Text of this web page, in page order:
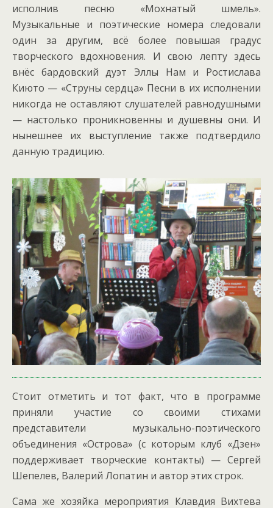
исполнив песню «Мохнатый шмель».
Музыкальные и поэтические номера следовали
один за другим, всё более повышая градус
творческого вдохновения. И свою лепту здесь
внёс бардовский дуэт Эллы Нам и Ростислава
Киюто — «Струны сердца» Песни в их исполнении
никогда не оставляют слушателей равнодушными
— настолько проникновенны и душевны они. И
нынешнее их выступление также подтвердило
данную традицию.
Стоит отметить и тот факт, что в программе
приняли участие со своими стихами
представители музыкально-поэтического
объединения «Острова» (с которым клуб «Дзен»
поддерживает творческие контакты) — Сергей
Шепелев, Валерий Лопатин и автор этих строк.
Сама же хозяйка мероприятия Клавдия Вихтева